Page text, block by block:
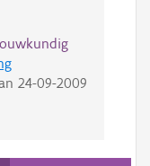
24-09-2009